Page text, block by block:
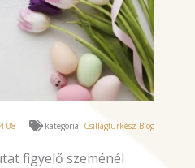
08 kategória: Csillagfürkész Blog
figyelő szeménél